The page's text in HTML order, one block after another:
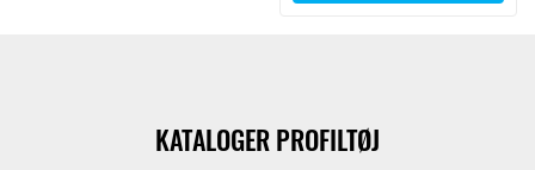
KATALOGER PROFILTØJ